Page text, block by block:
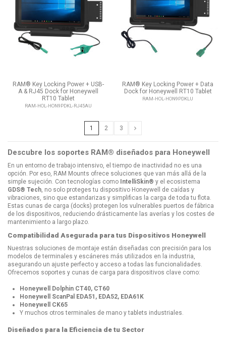
RAM® Key Locking Power + USB-
A & RJ45 Dock for Honeywell
RT10 Tablet
RAM-HOL-HON9PDKL-RJ45AU
RAM® Key Locking Power + Data
Dock for Honeywell RT10 Tablet
RAM-HOL-HON9PDKLU
1 2 3
Descubre los soportes RAM® diseñados para Honeywell
En un entorno de trabajo intensivo, el tiempo de inactividad no es una
opción. Por eso, RAM Mounts ofrece soluciones que van más allá de la
simple sujeción. Con tecnologías como IntelliSkin® y el ecosistema
GDS® Tech, no solo proteges tu dispositivo Honeywell de caídas y
vibraciones, sino que estandarizas y simplificas la carga de toda tu flota.
Estas cunas de carga (docks) protegen los vulnerables puertos de fábrica
de los dispositivos, reduciendo drásticamente las averías y los costes de
mantenimiento a largo plazo.
Compatibilidad Asegurada para tus Dispositivos Honeywell
Nuestras soluciones de montaje están diseñadas con precisión para los
modelos de terminales y escáneres más utilizados en la industria,
asegurando un ajuste perfecto y acceso a todas las funcionalidades.
Ofrecemos soportes y cunas de carga para dispositivos clave como:
Honeywell Dolphin CT40, CT60
Honeywell ScanPal EDA51, EDA52, EDA61K
Honeywell CK65
Y muchos otros terminales de mano y tablets industriales.
Diseñados para la Eficiencia de tu Sector